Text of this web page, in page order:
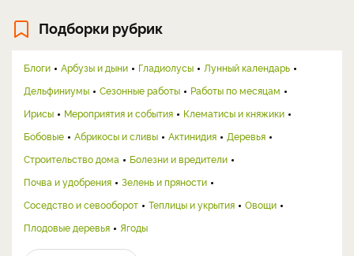
Подборки рубрик
Блоги Арбузы и дыни Гладиолусы
Лунный календарь
Дельфиниумы
Сезонные работы
Работы по месяцам
Ирисы
Мероприятия и события
Клематисы и княжики
Бобовые
Абрикосы и сливы Актинидия
Деревья
Строительство дома
Болезни и вредители
Почва и удобрения
Зелень и пряности
Соседство и севооборот
Теплицы и укрытия
Овощи
Плодовые деревья
Ягоды